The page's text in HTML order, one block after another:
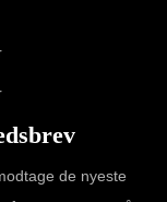
de nyeste